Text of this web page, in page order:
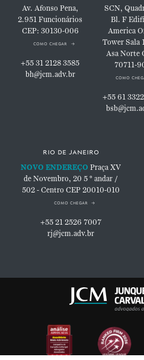
Av. Afonso Pena,
2.951Funcionários
CEP: 30130-006
como chegar
+55 31 2128 3585
bh@jcm.adv.br
SCN,
Bl. F
America
TowerSala
Asa Norte
70711-
como
+55 61
rio de janeiro
NOVO ENDEREÇO Praça XV
de Novembro, 20 5 ° andar /
502 - Centro CEP 20010-010
como chegar
+55 21 2526 7007
rj@jcm.adv.br